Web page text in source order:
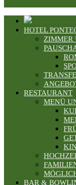
HOTEL
ZIMMER
RESTAURANT
MENÜ
BAR &